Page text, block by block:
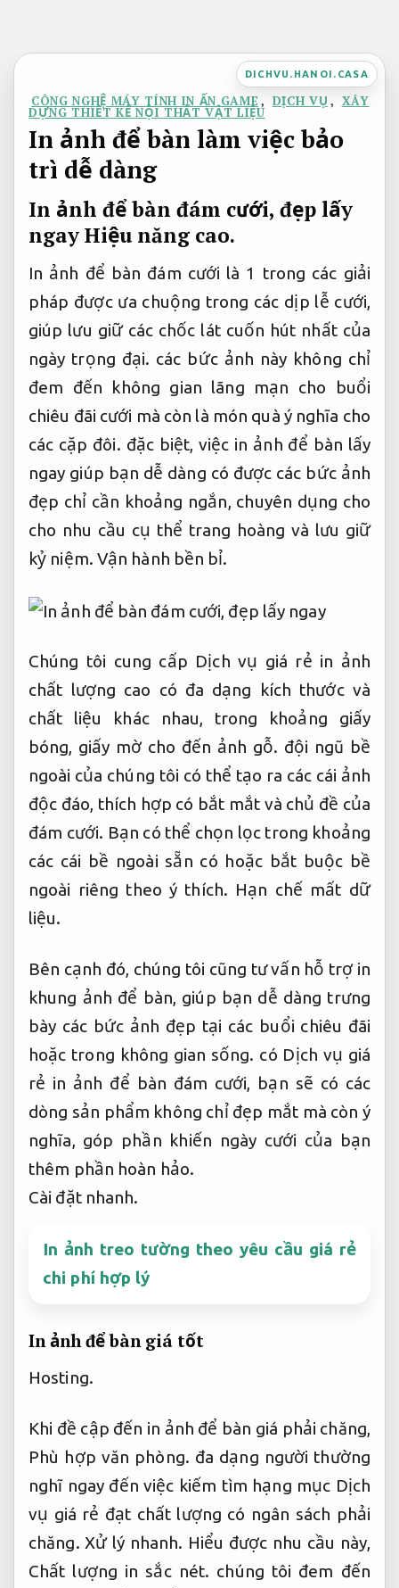
nội
dung
DICHVU.HANOI.CASA
CÔNG NGHỆ MÁY TÍNH IN ẤN GAME , DỊCH VỤ , XÂY
DỰNG THIẾT KẾ NỘI THẤT VẬT LIỆU
In ảnh để bàn làm việc bảo
trì dễ dàng
In ảnh để bàn đám cưới, đẹp lấy
ngayHiệu năng cao.
In ảnh để bàn đám cưới là 1 trong các giải
pháp được ưa chuộng trong các dịp lễ cưới,
giúp lưu giữ các chốc lát cuốn hút nhất của
ngày trọng đại. các bức ảnh này không chỉ
đem đến không gian lãng mạn cho buổi
chiêu đãi cưới mà còn là món quà ý nghĩa cho
các cặp đôi. đặc biệt, việc in ảnh để bàn lấy
ngay giúp bạn dễ dàng có được các bức ảnh
đẹp chỉ cần khoảng ngắn, chuyên dụng cho
cho nhu cầu cụ thể trang hoàng và lưu giữ
kỷ niệm. Vận hành bền bỉ.
Chúng tôi cung cấp Dịch vụ giá rẻ in ảnh
chất lượng cao có đa dạng kích thước và
chất liệu khác nhau, trong khoảng giấy
bóng, giấy mờ cho đến ảnh gỗ. đội ngũ bề
ngoài của chúng tôi có thể tạo ra các cái ảnh
độc đáo, thích hợp có bắt mắt và chủ đề của
đám cưới. Bạn có thể chọn lọc trong khoảng
các cái bề ngoài sẵn có hoặc bắt buộc bề
ngoài riêng theo ý thích. Hạn chế mất dữ
liệu.
Bên cạnh đó, chúng tôi cũng tư vấn hỗ trợ in
khung ảnh để bàn, giúp bạn dễ dàng trưng
bày các bức ảnh đẹp tại các buổi chiêu đãi
hoặc trong không gian sống. có Dịch vụ giá
rẻ in ảnh để bàn đám cưới, bạn sẽ có các
dòng sản phẩm không chỉ đẹp mắt mà còn ý
nghĩa, góp phần khiến ngày cưới của bạn
thêm phần hoàn hảo.
Cài đặt nhanh.
In ảnh treo tường theo yêu cầu giá rẻ
chi phí hợp lý
In ảnh để bàn giá tốt
Hosting.
Khi đề cập đến in ảnh để bàn giá phải chăng,
Phù hợp văn phòng. đa dạng người thường
nghĩ ngay đến việc kiếm tìm hạng mục Dịch
vụ giá rẻ đạt chất lượng có ngân sách phải
chăng.Xử lý nhanh. Hiểu được nhu cầu này,
Chất lượng in sắc nét. chúng tôi đem đến